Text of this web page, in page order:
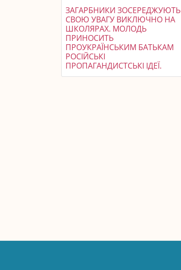
ЗАГАРБНИКИ ЗОСЕРЕДЖУЮТЬ
СВОЮ УВАГУ ВИКЛЮЧНО НА
ШКОЛЯРАХ. МОЛОДЬ
ПРИНОСИТЬ
ПРОУКРАЇНСЬКИМ БАТЬКАМ
РОСІЙСЬКІ
ПРОПАГАНДИСТСЬКІ ІДЕЇ.